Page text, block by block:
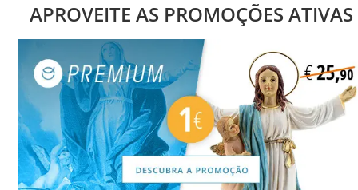
APROVEITE AS PROMOÇÕES ATIVAS